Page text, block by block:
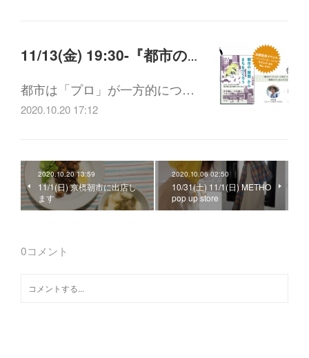
11/13(金) 19:30-『都市の〈隙間〉からまちをつくろう (著者：大谷悠) 』出版記念イベント(オンライン配信有)
都市は「プロ」が一方的につ…
2020.10.20 17:12
2020.10.20 13:59
11/1(日) 京橋朝市に出店し
ます
2020.10.06 02:50
10/31(土) 11/1(日) METHO
pop up store
0コメント